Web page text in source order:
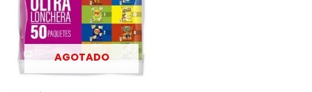
AGOTADO